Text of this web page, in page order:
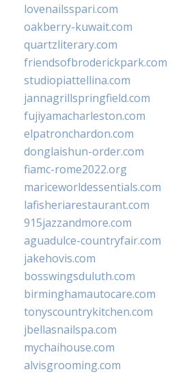
lovenailsspari.com
oakberry-kuwait.com
quartzliterary.com
friendsofbroderickpark.com
studiopiattellina.com
jannagrillspringfield.com
fujiyamacharleston.com
elpatronchardon.com
donglaishun-order.com
fiamc-rome2022.org
mariceworldessentials.com
lafisheriarestaurant.com
915jazzandmore.com
aguadulce-countryfair.com
jakehovis.com
bosswingsduluth.com
birminghamautocare.com
tonyscountrykitchen.com
jbellasnailspa.com
mychaihouse.com
alvisgrooming.com